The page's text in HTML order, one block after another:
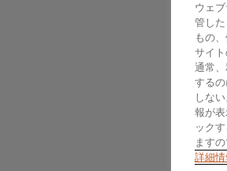
ウェ
管し
もの
サイ
通常
する
しな
報が
ック
ます
詳細情